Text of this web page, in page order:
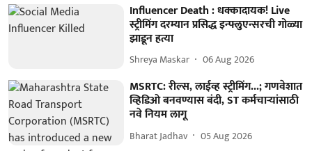
Influencer Death : धक्कादायक! Live
स्ट्रीमिंग दरम्यान प्रसिद्ध इन्फ्लुएन्सरची गोळ्या
झाडून हत्या
Shreya Maskar 06 Aug 2026
MSRTC: रील्स, लाईव्ह स्ट्रीमिंग...; गणवेशात
व्हिडिओ बनवण्यास बंदी, ST कर्मचाऱ्यांसाठी
नवे नियम लागू
Bharat Jadhav 05 Aug 2026